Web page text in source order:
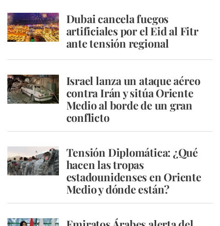
Dubai cancela fuegos
artificiales por el Eid al Fitr
ante tensión regional
Israel lanza un ataque aéreo
contra Irán y sitúa Oriente
Medio al borde de un gran
conflicto
Tensión Diplomática: ¿Qué
hacen las tropas
estadounidenses en Oriente
Medio y dónde están?